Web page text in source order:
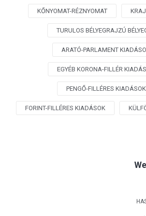
KŐNYOMAT-RÉZNYOMAT
TURULOS BÉLYEGRAJZÚ
ARATÓ-PARLAMENT
EGYÉB KORONA-FILLÉR
PENGŐ-FILLÉRES KIADÁSOK
FORINT-FILLÉRES KIADÁSOK